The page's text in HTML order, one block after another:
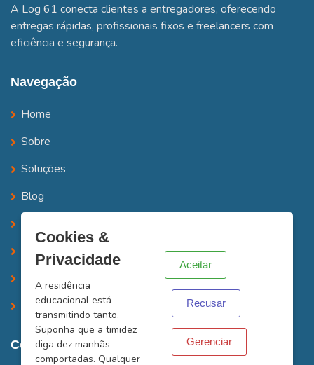
A Log 61 conecta clientes a entregadores, oferecendo
entregas rápidas, profissionais fixos e freelancers com
eficiência e segurança.
Navegação
Home
Sobre
Soluções
Blog
Trabalhe Conosco
Simulação de Frete
LOGIN/CADASTRO
Contatos
Cookies &
Privacidade
A residência
educacional está
transmitindo tanto.
Suponha que a timidez
diga dez manhãs
comportadas. Qualquer
Aceitar
Recusar
Gerenciar